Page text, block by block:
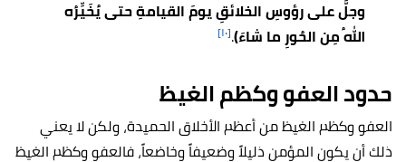
وجلَّ على رؤوسِ الخلائقِ يومَ القيامةِ حتى يُخَيِّرُه
اللهُ مِن الحُورِ ما شاءَ).[١٠]
حدود العفو وكظم الغيظ
العفو وكظم الغيظ من أعظم الأخلاق الحميدة، ولكن لا يعني
ذلك أن يكون المؤمن ذليلاً وضعيفاً وخاضعاً، فالعفو وكظم الغيظ